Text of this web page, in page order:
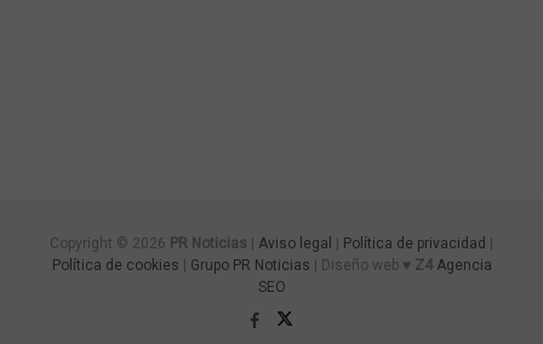
Copyright © 2026 PR Noticias | Aviso legal | Política de privacidad |
Política de cookies | Grupo PR Noticias | Diseño web ♥ Z4 Agencia
SEO